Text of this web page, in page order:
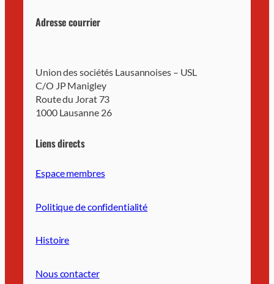
Adresse courrier
Union des sociétés Lausannoises – USL
C/O JP Manigley
Route du Jorat 73
1000 Lausanne 26
Liens directs
Espace membres
Politique de confidentialité
Histoire
Nous contacter